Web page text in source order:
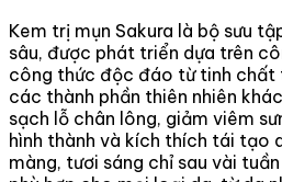
Kem trị mụn Sakura là bộ sưu
sâu, được phát triển dựa trên
công thức độc đáo từ tinh chất
các thành phần thiên nhiên
sạch lỗ chân lông, giảm viêm
hình thành và kích thích tái tạo
màng, tươi sáng chỉ sau vài